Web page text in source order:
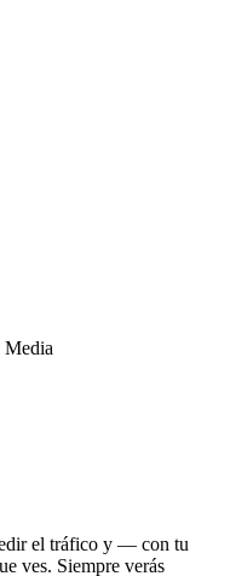
el tráfico y — con tu
ves. Siempre verás